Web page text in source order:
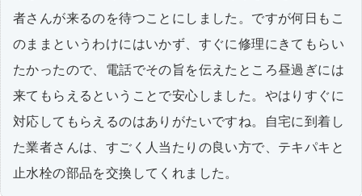
者さんが来るのを待つことにしました。ですが何日もこ
のままというわけにはいかず、すぐに修理にきてもらい
たかったので、電話でその旨を伝えたところ昼過ぎには
来てもらえるということで安心しました。やはりすぐに
対応してもらえるのはありがたいですね。自宅に到着し
た業者さんは、すごく人当たりの良い方で、テキパキと
止水栓の部品を交換してくれました。